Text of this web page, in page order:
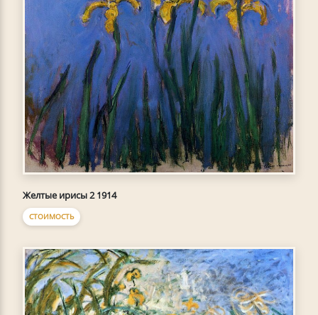
Желтые ирисы 2 1914
СТОИМОСТЬ